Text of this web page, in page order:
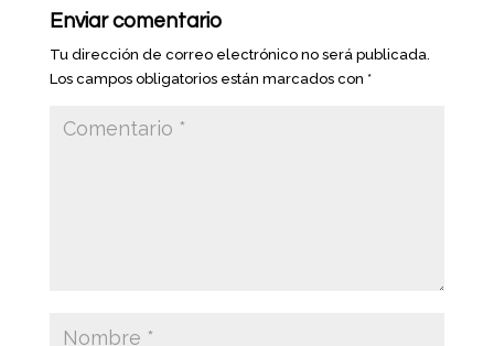
Enviar comentario
Tu dirección de correo electrónico no será publicada.
Los campos obligatorios están marcados con *